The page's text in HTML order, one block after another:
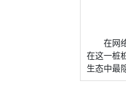
在网
在这一桩
生态中最